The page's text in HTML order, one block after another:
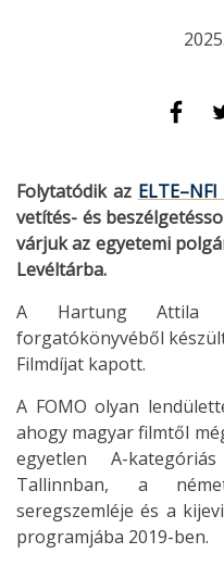
Folytatódik az
vetítés- és
várjuk az egyetemi
Levéltárba.
A Hartung Attila
forgatókönyvéből
Filmdíjat kapott.
A FOMO olyan
ahogy magyar filmtől
egyetlen A-
Tallinnban, a
seregszemléje és a
programjába 2019-ben.